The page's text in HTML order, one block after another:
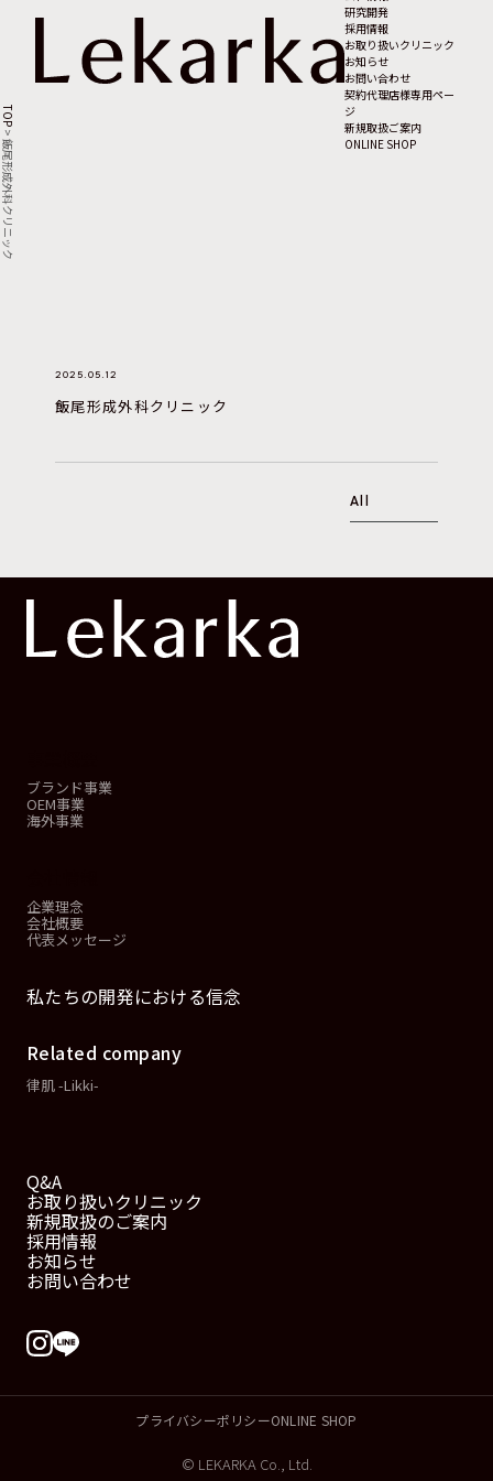
研究開発
採用情報
お取り扱いクリニック
お知らせ
お問い合わせ
契約代理店様専用ペー
ジ
新規取扱ご案内
ONLINE SHOP
TOP
>
飯尾形成外科クリニック
2025.05.12
飯尾形成外科クリニック
All
ブランド事業
OEM事業
海外事業
企業理念
会社概要
代表メッセージ
私たちの開発における信念
Related company
律肌 -Likki-
Q&A
お取り扱いクリニック
新規取扱のご案内
採用情報
お知らせ
お問い合わせ
プライバシーポリシーONLINE SHOP
© LEKARKA Co., Ltd.